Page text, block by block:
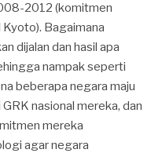
2012 (komitmen
Bagaimana
dijalan dan hasil apa
nampak seperti
beberapa negara maju
nasional mereka, dan
mereka
agar negara